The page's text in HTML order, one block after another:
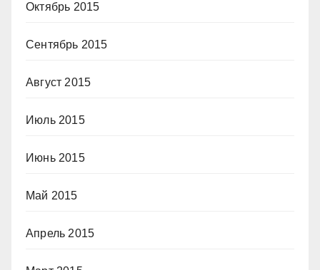
Октябрь 2015
Сентябрь 2015
Август 2015
Июль 2015
Июнь 2015
Май 2015
Апрель 2015